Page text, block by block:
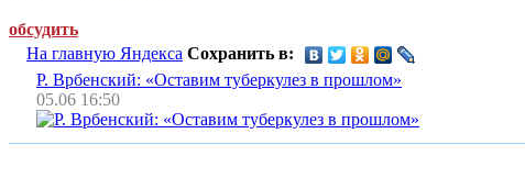
обсудить
На главную Яндекса Сохранить в:
Р. Врбенский: «Оставим туберкулез в прошлом»
05.06 16:50